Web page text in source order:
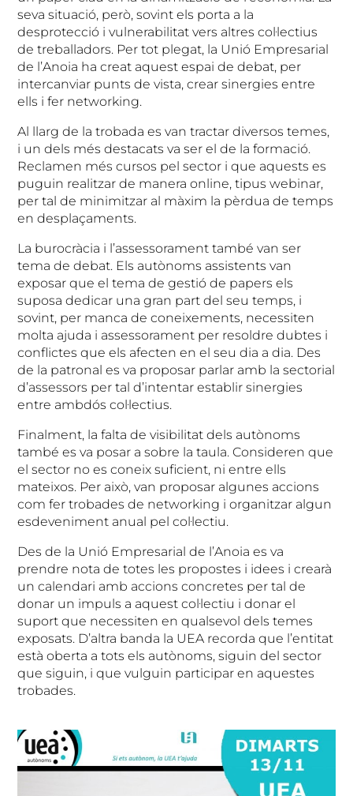
seva situació, però, sovint els porta a la
desprotecció i vulnerabilitat vers altres col·lectius
de treballadors. Per tot plegat, la Unió Empresarial
de l’Anoia ha creat aquest espai de debat, per
intercanviar punts de vista, crear sinergies entre
ells i fer networking.
Al llarg de la trobada es van tractar diversos temes,
i un dels més destacats va ser el de la formació.
Reclamen més cursos pel sector i que aquests es
puguin realitzar de manera online, tipus webinar,
per tal de minimitzar al màxim la pèrdua de temps
en desplaçaments.
La burocràcia i l’assessorament també van ser
tema de debat. Els autònoms assistents van
exposar que el tema de gestió de papers els
suposa dedicar una gran part del seu temps, i
sovint, per manca de coneixements, necessiten
molta ajuda i assessorament per resoldre dubtes i
conflictes que els afecten en el seu dia a dia. Des
de la patronal es va proposar parlar amb la sectorial
d’assessors per tal d’intentar establir sinergies
entre ambdós col·lectius.
Finalment, la falta de visibilitat dels autònoms
també es va posar a sobre la taula. Consideren que
el sector no es coneix suficient, ni entre ells
mateixos. Per això, van proposar algunes accions
com fer trobades de networking i organitzar algun
esdeveniment anual pel col·lectiu.
Des de la Unió Empresarial de l’Anoia es va
prendre nota de totes les propostes i idees i crearà
un calendari amb accions concretes per tal de
donar un impuls a aquest col·lectiu i donar el
suport que necessiten en qualsevol dels temes
exposats. D’altra banda la UEA recorda que l’entitat
està oberta a tots els autònoms, siguin del sector
que siguin, i que vulguin participar en aquestes
trobades.